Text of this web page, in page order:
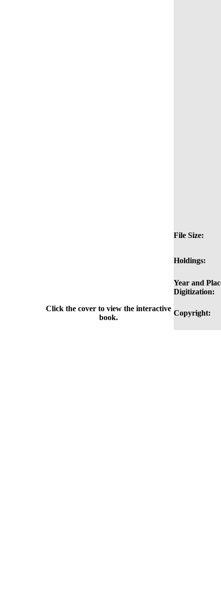
File Size:
Holdings:
Year and
Digitization:
Click the cover to view the interactive
book.
Copyright: